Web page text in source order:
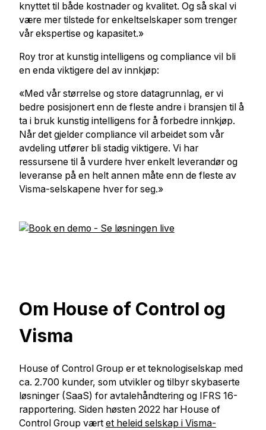
knyttet til både kostnader og kvalitet. Og så skal vi
være mer tilstede for enkeltselskaper som trenger
vår ekspertise og kapasitet.»
Roy tror at kunstig intelligens og compliance vil bli
en enda viktigere del av innkjøp:
«Med vår størrelse og store datagrunnlag, er vi
bedre posisjonert enn de fleste andre i bransjen til å
ta i bruk kunstig intelligens for å forbedre innkjøp.
Når det gjelder compliance vil arbeidet som vår
avdeling utfører bli stadig viktigere. Vi har
ressursene til å vurdere hver enkelt leverandør og
leveranse på en helt annen måte enn de fleste av
Visma-selskapene hver for seg.»
Om House of Control og
Visma
House of Control Group er et teknologiselskap med
ca. 2.700 kunder, som utvikler og tilbyr skybaserte
løsninger (SaaS) for avtalehåndtering og IFRS 16-
rapportering. Siden høsten 2022 har House of
Control Group vært et heleid selskap i Visma-